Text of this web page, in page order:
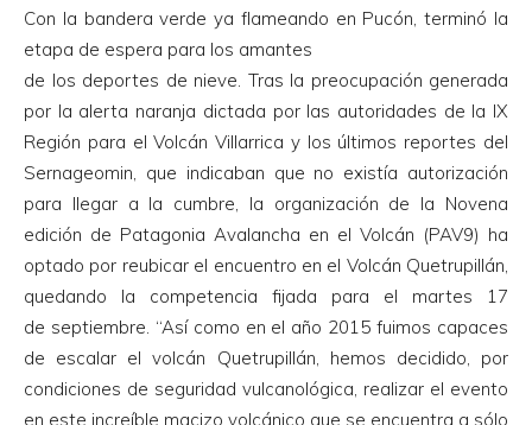
Con la bandera verde ya flameando en Pucón, terminó la
etapa de espera para los amantes
de los deportes de nieve. Tras la preocupación generada
por la alerta naranja dictada por las autoridades de la IX
Región para el Volcán Villarrica y los últimos reportes del
Sernageomin, que indicaban que no existía autorización
para llegar a la cumbre, la organización de la Novena
edición de Patagonia Avalancha en el Volcán (PAV9) ha
optado por reubicar el encuentro en el Volcán Quetrupillán,
quedando la competencia fijada para el martes 17
de septiembre. “Así como en el año 2015 fuimos capaces
de escalar el volcán Quetrupillán, hemos decidido, por
condiciones de seguridad vulcanológica, realizar el evento
en este increíble macizo volcánico que se encuentra a sólo